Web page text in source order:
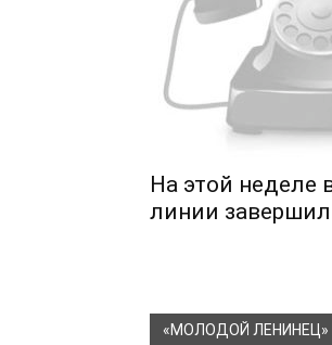
На этой неделе
линии
«МОЛОДОЙ ЛЕНИНЕЦ»